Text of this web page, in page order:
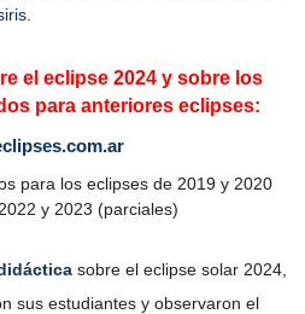
el eclipse 2024 y sobre los
para anteriores eclipses:
para los eclipses de 2019 y 2020
y 2023 (parciales)
sobre el eclipse solar 2024,
sus estudiantes y observaron el